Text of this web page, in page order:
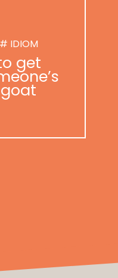
IDIOM
get
goat